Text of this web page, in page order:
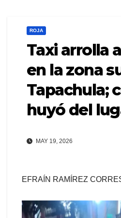
ROJA
Taxi arrolla
en la zona
Tapachula;
huyó del
MAY 19, 2026
EFRAÍN RAMÍREZ